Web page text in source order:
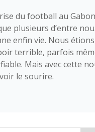
du football au
plusieurs d’entre
enfin vie. Nous
terrible, parfois
Mais avec cette
le sourire.